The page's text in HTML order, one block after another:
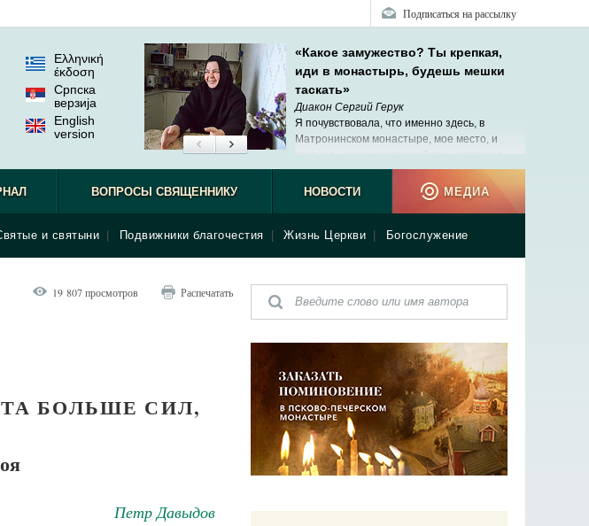
Подписаться на рассылку
Ελληνική
έκδοση
Српска
верзиjа
English
version
«Какое замужество? Ты крепкая,
иди в монастырь, будешь мешки
таскать»
Диакон Сергий Герук
Я почувствовала, что именно здесь, в
Матронинском монастыре, мое место, и
люблю и умею делать.
и святыни Подвижники благочестия Жизнь Церкви Богослужение
ВОПРОСЫ СВЯЩЕННИКУ НОВОСТИ МЕДИА
19 807 просмотров Распечатать
БОЛЬШЕ СИЛ,
Петр Давыдов